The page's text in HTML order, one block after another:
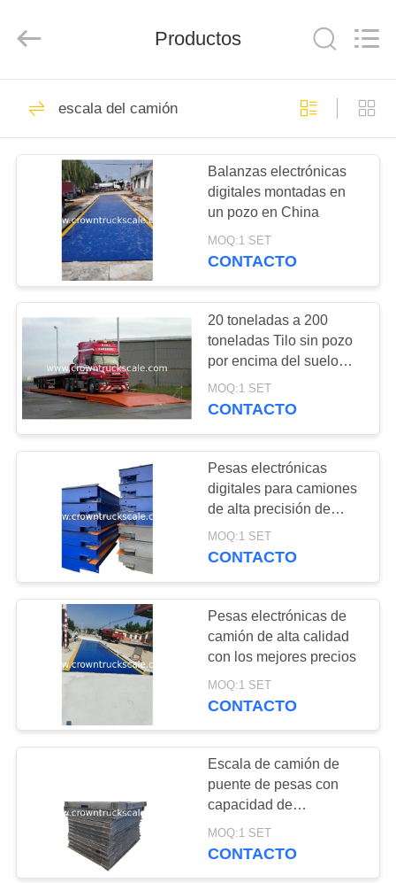
INICIO
PRODUCTOS
SOBRE
NOSOTROS
VISITA
FÁBRICA
CONTROL
DE
CALIDAD
CONTACTO
SOLICITAR
COTIZACIÓN
MAPA
DEL
PRIVACY
POLICY
Rights
by
Escala de la
plataforma
199
escala del camión
300
Celda de carga
Indicador
0
Productos
escala del camión
Balanzas electrónicas
digitales montadas en
un pozo en China
MOQ:1 SET
CONTACTO
20 toneladas a 200
toneladas Tilo sin pozo
por encima del suelo
Camión de pesas
Diseño de la base del
MOQ:1 SET
CONTACTO
Pesas electrónicas
digitales para camiones
de alta precisión de
5m~24m 10t~200t con
celda de carga Keli
MOQ:1 SET
CONTACTO
Pesas electrónicas de
camión de alta calidad
con los mejores precios
MOQ:1 SET
CONTACTO
Escala de camión de
puente de pesas con
capacidad de
10000~200000kgs
MOQ:1 SET
CONTACTO